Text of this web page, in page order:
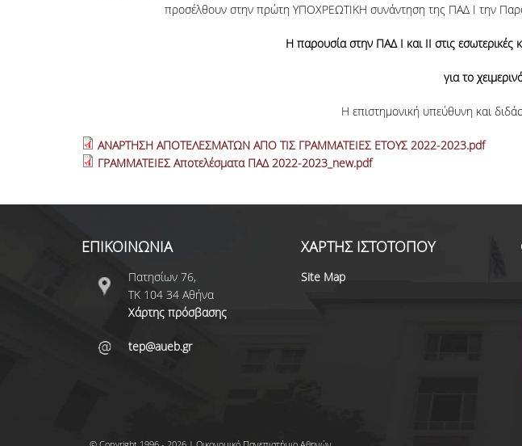
προσέλθουν στην πρώτη ΥΠΟΧΡΕΩΤΙΚΗ συνάντηση της ΠΑΔ Ι την
Η παρουσία στην ΠΑΔ Ι και ΙΙ στις εσωτερικές
για το
Η επιστημονική υπεύθυνη και
ΑΝΑΡΤΗΣΗ ΑΠΟΤΕΛΕΣΜΑΤΩΝ ΑΠΟ ΤΙΣ ΓΡΑΜΜΑΤΕΙΕΣ ΕΤΟΥΣ 2022-2023.pdf
ΓΡΑΜΜΑΤΕΙΕΣ Αποτελέσματα ΠΑΔ 2022-2023_new.pdf
ΕΠΙΚΟΙΝΩΝΙΑ
Πατησίων 76,
ΤΚ 104 34 Αθήνα
Χάρτης πρόσβασης
tep@aueb.gr
ΧΑΡΤΗΣ ΙΣΤΟΤΟΠΟΥ
Site Map